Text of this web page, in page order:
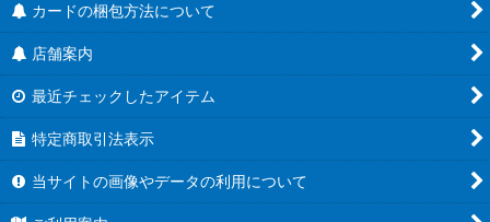
カードの梱包方法について
店舗案内
最近チェックしたアイテム
特定商取引法表示
当サイトの画像やデータの利用について